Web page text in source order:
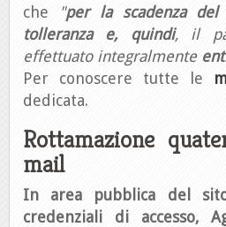
che "per la scadenza
tolleranza e, quindi, il
effettuato integralmente
Per conoscere tutte le
dedicata.
Rottamazione
mail
In area pubblica del
credenziali di accesso,